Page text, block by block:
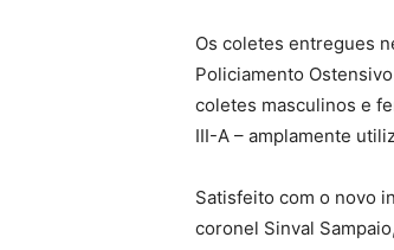
Os coletes entregues
Policiamento
coletes masculinos e
III-A – amplamente
Satisfeito com o novo
coronel Sinval